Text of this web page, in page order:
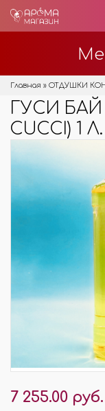
Главная » ОТДУШКИ
ГУСИ БАЙ
CUCCI) 1 Л.
7 255.00 руб.